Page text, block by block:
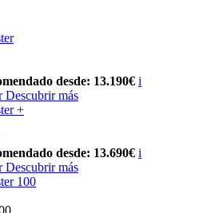
desde: 13.190€ i
Descubrir más
+
desde: 13.690€ i
Descubrir más
100